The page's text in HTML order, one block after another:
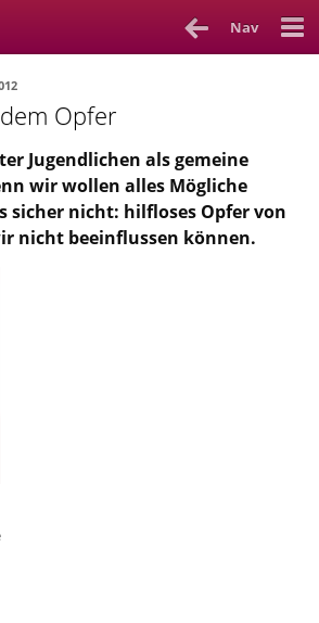
Nav
Autor_inOpfer
Jugendlichen als gemeine
wir wollen alles Mögliche
sicher nicht: hilfloses Opfer von
nicht beeinflussen können.